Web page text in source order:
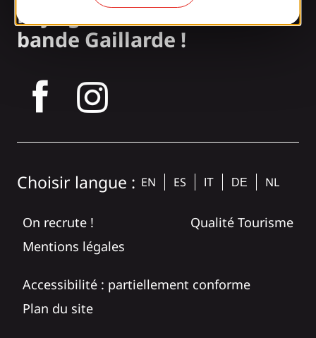
Rejoignez la
bande Gaillarde !
Choisir langue : EN ES IT DE NL
On recrute !
Qualité Tourisme
Mentions légales
Accessibilité : partiellement conforme
Plan du site